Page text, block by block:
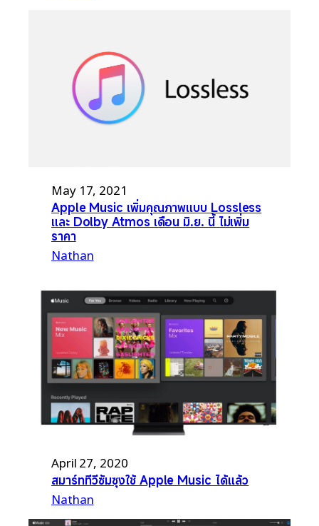
May 17, 2021
Apple Music เพิ่มคุณภาพแบบ Lossless
และ Dolby Atmos เดือน มิ.ย. นี้ ไม่เพิ่ม
ราคา
Nathan
April 27, 2020
สมาร์ททีวีซัมซุงใช้ Apple Music ได้แล้ว
Nathan